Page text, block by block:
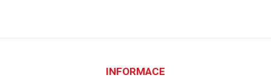
INFORMACE